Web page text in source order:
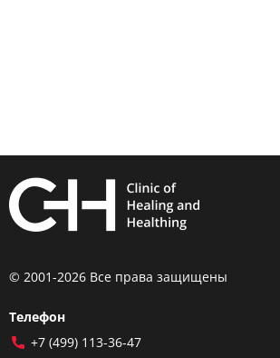
© 2001-2026 Все права защищены
Телефон
+7 (499) 113-36-47